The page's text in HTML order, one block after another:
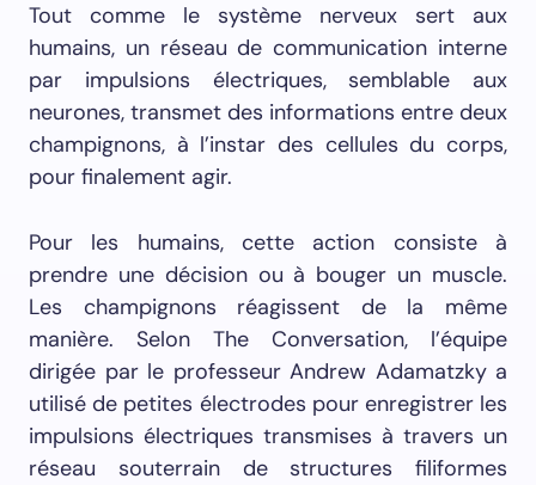
Tout comme le système nerveux sert aux
humains, un réseau de communication interne
par impulsions électriques, semblable aux
neurones, transmet des informations entre deux
champignons, à l’instar des cellules du corps,
pour finalement agir.
Pour les humains, cette action consiste à
prendre une décision ou à bouger un muscle.
Les champignons réagissent de la même
manière. Selon The Conversation, l’équipe
dirigée par le professeur Andrew Adamatzky a
utilisé de petites électrodes pour enregistrer les
impulsions électriques transmises à travers un
réseau souterrain de structures filiformes